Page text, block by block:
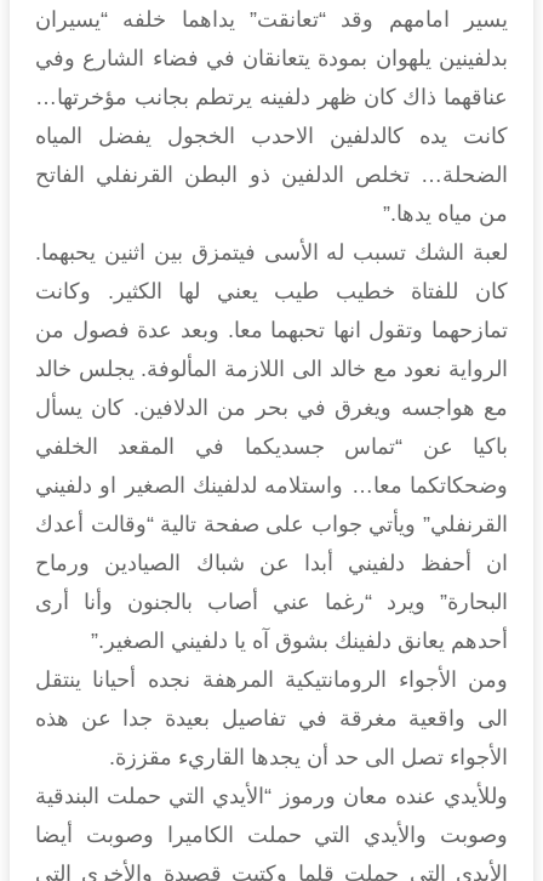
يسير امامهم وقد “تعانقت” يداهما خلفه “يسيران
بدلفينين يلهوان بمودة يتعانقان في فضاء الشارع وفي
عناقهما ذاك كان ظهر دلفينه يرتطم بجانب مؤخرتها…
كانت يده كالدلفين الاحدب الخجول يفضل المياه
الضحلة… تخلص الدلفين ذو البطن القرنفلي الفاتح
من مياه يدها.”
لعبة الشك تسبب له الأسى فيتمزق بين اثنين يحبهما.
كان للفتاة خطيب طيب يعني لها الكثير. وكانت
تمازحهما وتقول انها تحبهما معا. وبعد عدة فصول من
الرواية نعود مع خالد الى اللازمة المألوفة. يجلس خالد
مع هواجسه ويغرق في بحر من الدلافين. كان يسأل
باكيا عن “تماس جسديكما في المقعد الخلفي
وضحكاتكما معا… واستلامه لدلفينك الصغير او دلفيني
القرنفلي” ويأتي جواب على صفحة تالية “وقالت أعدك
ان أحفظ دلفيني أبدا عن شباك الصيادين ورماح
البحارة” ويرد “رغما عني أصاب بالجنون وأنا أرى
أحدهم يعانق دلفينك بشوق آه يا دلفيني الصغير.”
ومن الأجواء الرومانتيكية المرهفة نجده أحيانا ينتقل
الى واقعية مغرقة في تفاصيل بعيدة جدا عن هذه
الأجواء تصل الى حد أن يجدها القاريء مقززة.
وللأيدي عنده معان ورموز “الأيدي التي حملت البندقية
وصوبت والأيدي التي حملت الكاميرا وصوبت أيضا
الأيدي التي حملت قلما وكتبت قصيدة والأخرى التي